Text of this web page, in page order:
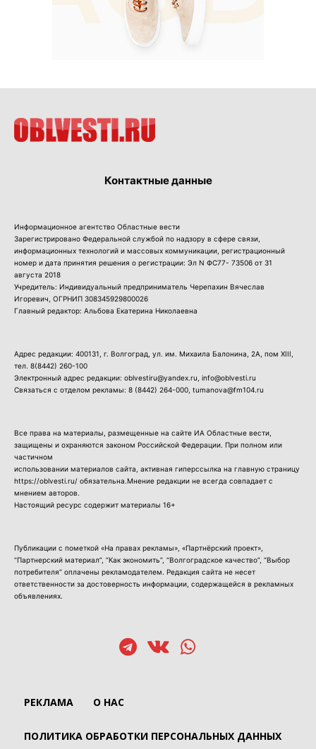
Контактные данные
Информационное агентство Областные вести
Зарегистрировано Федеральной службой по надзору в сфере связи,
информационных технологий и массовых коммуникации, регистрационный
номер и дата принятия решения о регистрации: Эл N ФС77- 73506 от 31
августа 2018
Учредитель: Индивидуальный предприниматель Черепахин Вячеслав
Игоревич, ОГРНИП 308345929800026
Главный редактор: Альбова Екатерина Николаевна
Адрес редакции: 400131, г. Волгоград, ул. им. Михаила Балонина, 2А, пом XIII,
тел. 8(8442) 260-100
Электронный адрес редакции: oblvestiru@yandex.ru, info@oblvesti.ru
Связаться с отделом рекламы: 8 (8442) 264-000 , tumanova@fm104.ru
Все права на материалы, размещенные на сайте ИА Областные вести,
защищены и охраняются законом Российской Федерации. При полном или
частичном
использовании материалов сайта, активная гиперссылка на главную страницу
https://oblvesti.ru/ обязательна.Мнение редакции не всегда совпадает с
мнением авторов.
Настоящий ресурс содержит материалы 16+
Публикации с пометкой «На правах рекламы», «Партнёрский проект»,
“Партнерский материал”, “Как экономить”, “Волгоградское качество”, “Выбор
потребителя” оплачены рекламодателем. Редакция сайта не несет
ответственности за достоверность информации, содержащейся в рекламных
объявлениях.
РЕКЛАМА О НАС
ПОЛИТИКА ОБРАБОТКИ ПЕРСОНАЛЬНЫХ ДАННЫХ